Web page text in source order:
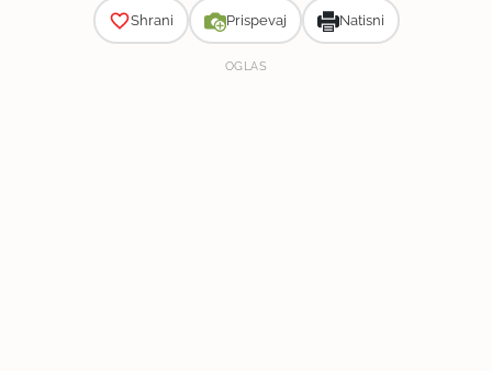
Shrani Prispevaj Natisni
OGLAS